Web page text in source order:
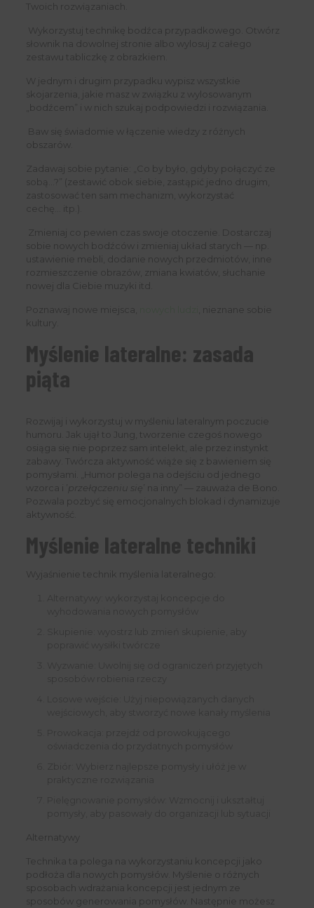
Twoich rozwiązaniach.
 Wykorzystuj technikę bodźca przypadkowego. Otwórz
słownik na dowolnej stronie albo wylosuj z całego
zestawu tabliczkę z obrazkiem.
W jednym i drugim przypadku wypisz wszystkie
skojarzenia, jakie masz w związku z wylosowanym
„bodźcem” i w nich szukaj podpowiedzi i rozwiązania.
 Baw się świadomie w łączenie wiedzy z różnych
obszarów.
Zadawaj sobie pytanie: „Co by było, gdyby połączyć ze
sobą…?” (zestawić obok siebie, zastąpić jedno drugim,
zastosować ten sam mechanizm, wykorzystać
cechę… itp.).
 Zmieniaj co pewien czas swoje otoczenie. Dostarczaj
sobie nowych bodźców i zmieniaj układ starych — np.
ustawienie mebli, dodanie nowych przedmiotów, inne
rozmieszczenie obrazów, zmiana kwiatów, słuchanie
nowej dla Ciebie muzyki itd.
Poznawaj nowe miejsca,
, nieznane sobie
kultury.
Myślenie lateralne: zasada
piąta
Rozwijaj i wykorzystuj w myśleniu lateralnym poczucie
humoru. Jak ujął to Jung, tworzenie czegoś nowego
osiąga się nie poprzez sam intelekt, ale przez instynkt
zabawy. Twórcza aktywność wiąże się z bawieniem się
pomysłami. „Humor polega na odejściu od jednego
wzorca i ’ przełączeniu się
’ na inny” — zauważa de Bono.
Pozwala pozbyć się emocjonalnych blokad i dynamizuje
aktywność.
Myślenie lateralne techniki
Wyjaśnienie technik myślenia lateralnego:
Alternatywy
Technika ta polega na wykorzystaniu koncepcji jako
podłoża dla nowych pomysłów. Myślenie o różnych
sposobach wdrażania koncepcji jest jednym ze
sposobów generowania pomysłów. Następnie możesz